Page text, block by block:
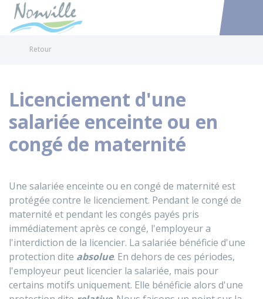
Accéder
Retour
Licenciement d'une
salariée enceinte ou en
congé de maternité
Une salariée enceinte ou en congé de maternité est
protégée contre le licenciement. Pendant le congé de
maternité et pendant les congés payés pris
immédiatement après ce congé, l'employeur a
l'interdiction de la licencier. La salariée bénéficie d'une
protection dite absolue. En dehors de ces périodes,
l'employeur peut licencier la salariée, mais pour
certains motifs uniquement. Elle bénéficie alors d'une